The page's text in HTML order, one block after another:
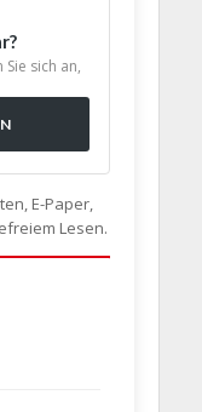
sich an,
E-Paper,
Lesen.